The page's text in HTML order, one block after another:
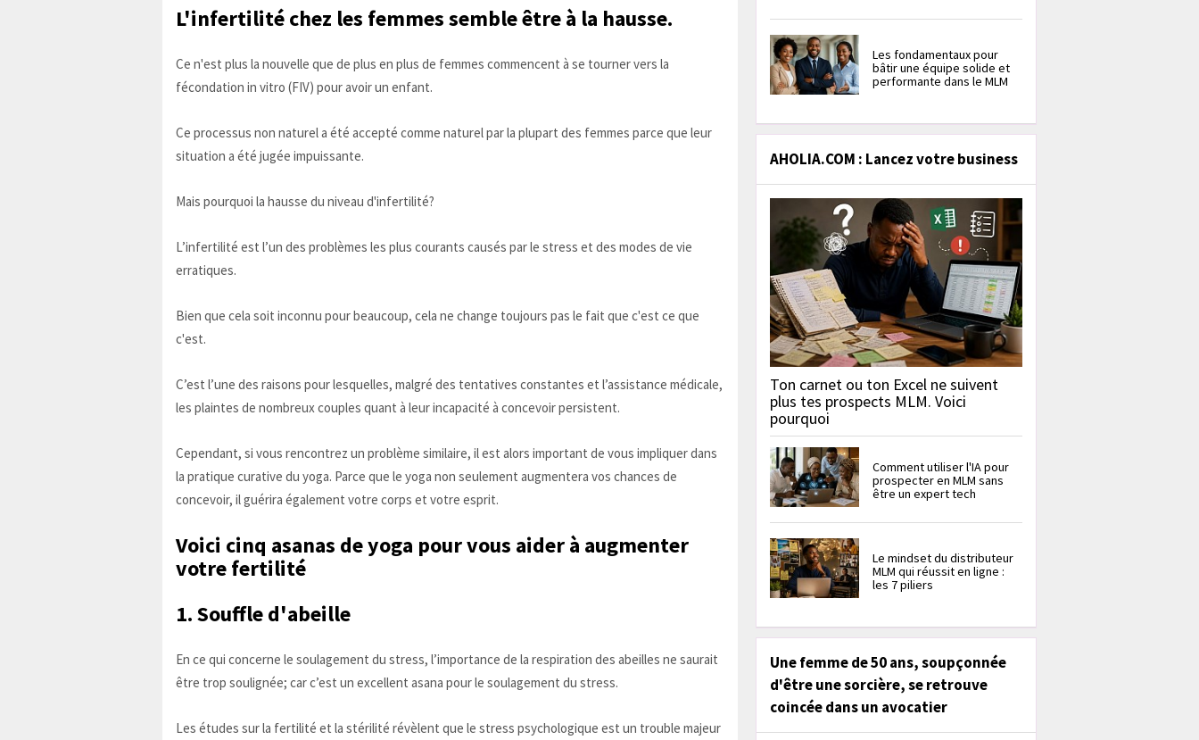
L'infertilité chez les femmes semble être à la hausse.
Ce n'est plus la nouvelle que de plus en plus de femmes commencent à se tourner vers la
fécondation in vitro (FIV) pour avoir un enfant.
Ce processus non naturel a été accepté comme naturel par la plupart des femmes parce que leur
situation a été jugée impuissante.
Mais pourquoi la hausse du niveau d'infertilité?
L’infertilité est l’un des problèmes les plus courants causés par le stress et des modes de vie
erratiques.
Bien que cela soit inconnu pour beaucoup, cela ne change toujours pas le fait que c'est ce que
c'est.
C’est l’une des raisons pour lesquelles, malgré des tentatives constantes et l’assistance médicale,
les plaintes de nombreux couples quant à leur incapacité à concevoir persistent.
Cependant, si vous rencontrez un problème similaire, il est alors important de vous impliquer dans
la pratique curative du yoga. Parce que le yoga non seulement augmentera vos chances de
concevoir, il guérira également votre corps et votre esprit.
Voici cinq asanas de yoga pour vous aider à augmenter
votre fertilité
1. Souffle d'abeille
En ce qui concerne le soulagement du stress, l’importance de la respiration des abeilles ne saurait
être trop soulignée; car c’est un excellent asana pour le soulagement du stress.
Les études sur la fertilité et la stérilité révèlent que le stress psychologique est un trouble majeur
Les fondamentaux pour
bâtir une équipe solide et
performante dans le MLM
AHOLIA.COM : Lancez votre business
Ton carnet ou ton Excel ne suivent
plus tes prospects MLM. Voici
pourquoi
Comment utiliser l'IA pour
prospecter en MLM sans
être un expert tech
Le mindset du distributeur
MLM qui réussit en ligne :
les 7 piliers
Une femme de 50 ans, soupçonnée
d'être une sorcière, se retrouve
coincée dans un avocatier